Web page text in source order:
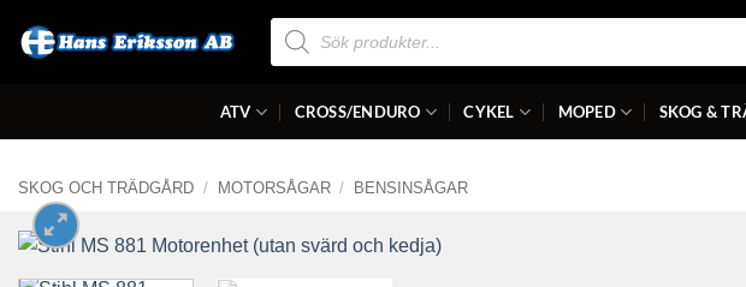
Produktsökning
ATV CROSS/ENDURO CYKEL MOPED SKOG &
SKOG OCH TRÄDGÅRD / MOTORSÅGAR / BENSINSÅGAR